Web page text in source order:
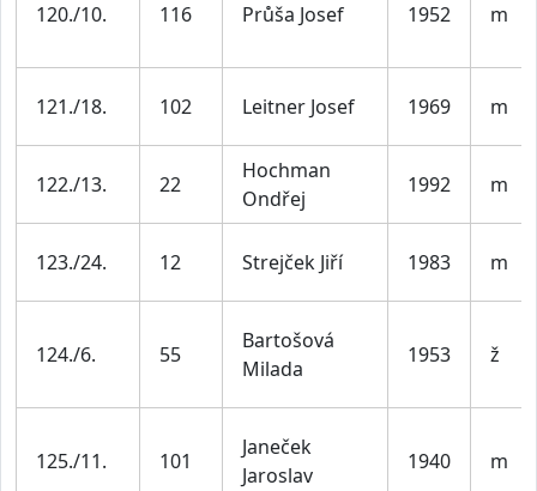
120./10. 116 Průša Josef 1952 m
121./18. 102 Leitner Josef 1969 m
122./13. 22
Hochman
Ondřej
1992 m
123./24. 12 Strejček Jiří 1983 m
124./6. 55
Bartošová
Milada
1953 ž
125./11. 101
Janeček
Jaroslav
1940 m